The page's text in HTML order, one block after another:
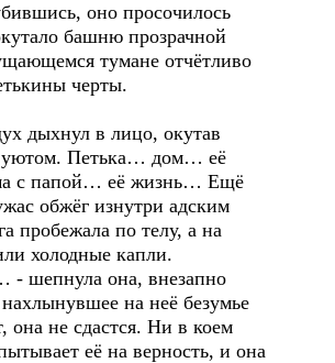
оно просочилось
башню прозрачной
тумане отчётливо
черты.
дыхнул в лицо, окутав
уютом. Петька… дом… её
с папой… её жизнь… Ещё
обжёг изнутри адским
пробежала по телу, а на
холодные капли.
- шепнула она, внезапно
на неё безумье
она не сдастся. Ни в коем
её на верность, и она